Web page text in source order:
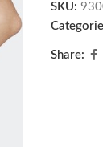
SKU:
Share: